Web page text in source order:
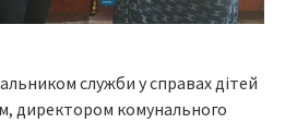
служби у справах дітей
директором комунального